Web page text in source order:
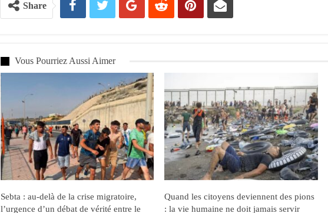
Share
Vous Pourriez Aussi Aimer
Sebta : au-delà de la crise migratoire,
l’urgence d’un débat de vérité entre le
Quand les citoyens deviennent des pions
: la vie humaine ne doit jamais servir